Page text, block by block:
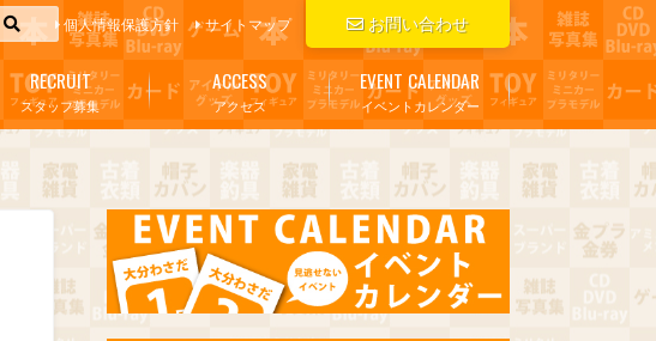
お問い合わせ
個人情報保護方針 サイトマップ
スタッフ募集
RECRUIT
アクセス
ACCESS
イベントカレンダー
EVENT CALENDAR